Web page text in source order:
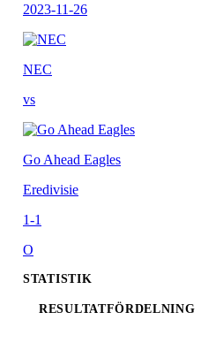
2023-11-26
NEC
vs
Go Ahead Eagles
Eredivisie
1-1
O
STATISTIK
RESULTATFÖRDELNING